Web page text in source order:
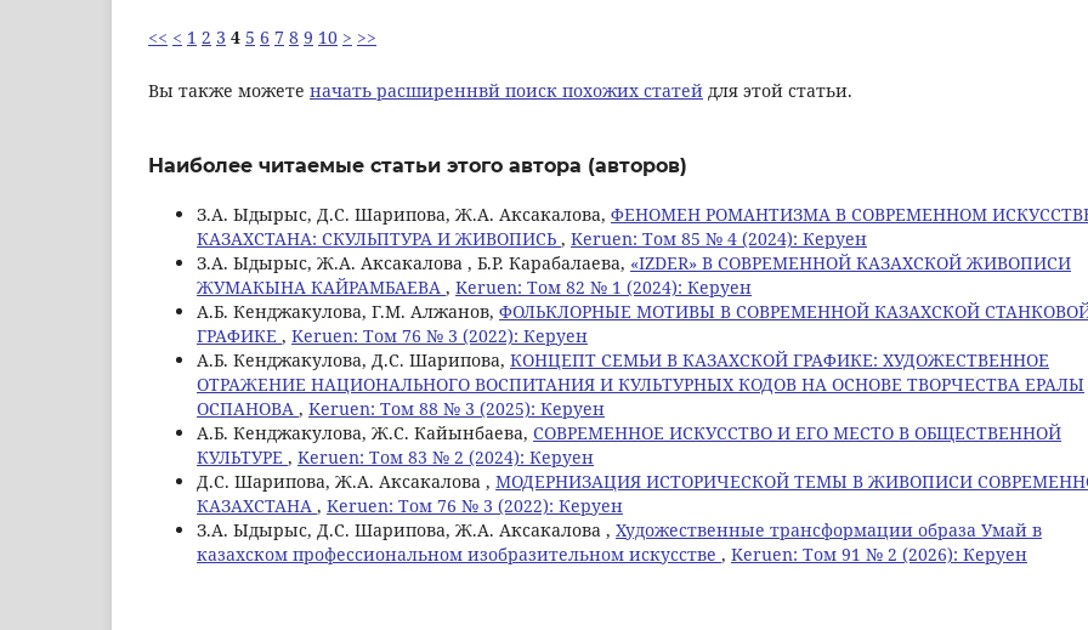
<< < 1 2 3 4 5 6 7 8 9 10 > >>
Вы также можете начать расширеннвй поиск похожих статей для этой статьи.
Наиболее читаемые статьи этого автора (авторов)
З.А. Ыдырыс, Д.С. Шарипова, Ж.А. Аксакалова, ФЕНОМЕН РОМАНТИЗМА В СОВРЕМЕННОМ
КАЗАХСТАНА: СКУЛЬПТУРА И ЖИВОПИСЬ , Keruen: Том 85 № 4 (2024): Керуен
З.А. Ыдырыс, Ж.А. Аксакалова , Б.Р. Карабалаева, «IZDER» В СОВРЕМЕННОЙ КАЗАХСКОЙ ЖИВОПИСИ
ЖУМАКЫНА КАЙРАМБАЕВА , Keruen: Том 82 № 1 (2024): Керуен
А.Б. Кенджакулова, Г.М. Алжанов, ФОЛЬКЛОРНЫЕ МОТИВЫ В СОВРЕМЕННОЙ КАЗАХСКОЙ
ГРАФИКЕ , Keruen: Том 76 № 3 (2022): Керуен
А.Б. Кенджакулова, Д.С. Шарипова, КОНЦЕПТ СЕМЬИ В КАЗАХСКОЙ ГРАФИКЕ: ХУДОЖЕСТВЕННОЕ
ОТРАЖЕНИЕ НАЦИОНАЛЬНОГО ВОСПИТАНИЯ И КУЛЬТУРНЫХ КОДОВ НА ОСНОВЕ ТВОРЧЕСТВА ЕРАЛЫ
ОСПАНОВА , Keruen: Том 88 № 3 (2025): Керуен
А.Б. Кенджакулова, Ж.С. Кайынбаева, СОВРЕМЕННОЕ ИСКУССТВО И ЕГО МЕСТО В ОБЩЕСТВЕННОЙ
КУЛЬТУРЕ , Keruen: Том 83 № 2 (2024): Керуен
Д.С. Шарипова, Ж.А. Аксакалова , МОДЕРНИЗАЦИЯ ИСТОРИЧЕСКОЙ ТЕМЫ В ЖИВОПИСИ
КАЗАХСТАНА , Keruen: Том 76 № 3 (2022): Керуен
З.А. Ыдырыс, Д.С. Шарипова, Ж.А. Аксакалова , Художественные трансформации образа Умай в
казахском профессиональном изобразительном искусстве , Keruen: Том 91 № 2 (2026): Керуен